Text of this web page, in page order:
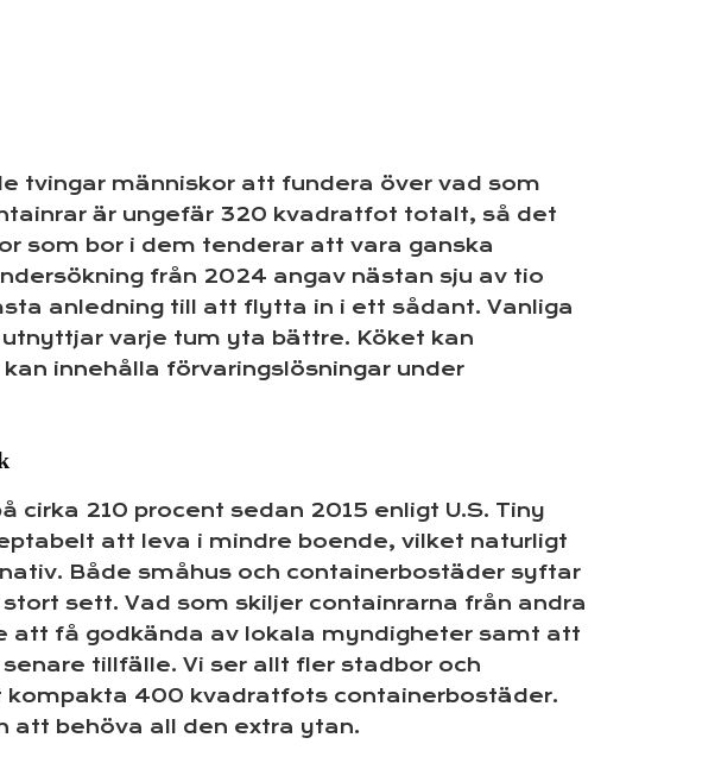
tvingar människor att fundera över vad som
är ungefär 320 kvadratfot totalt, så det
som bor i dem tenderar att vara ganska
från 2024 angav nästan sju av tio
anledning till att flytta in i ett sådant. Vanliga
varje tum yta bättre. Köket kan
innehålla förvaringslösningar under
210 procent sedan 2015 enligt U.S. Tiny
att leva i mindre boende, vilket naturligt
Både småhus och containerbostäder syftar
sett. Vad som skiljer containrarna från andra
att få godkända av lokala myndigheter samt att
tillfälle. Vi ser allt fler stadbor och
400 kvadratfots containerbostäder.
att behöva all den extra ytan.